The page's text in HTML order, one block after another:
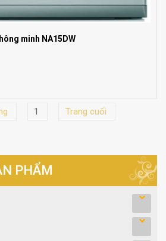
minh NA15DW
1 Trang cuối
PHẨM